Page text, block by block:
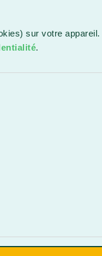
sur votre
.